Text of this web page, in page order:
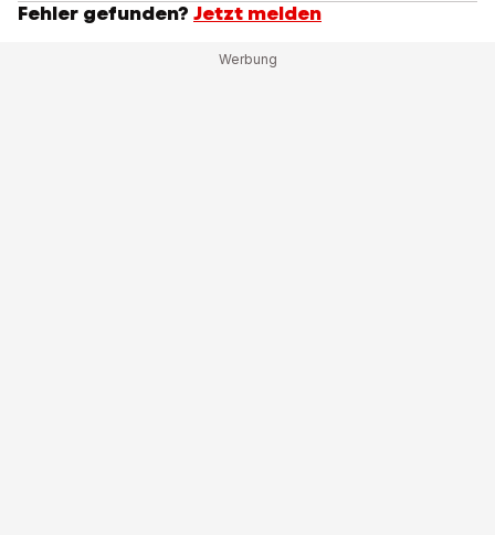
Fehler gefunden? Jetzt melden